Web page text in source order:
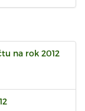
na rok 2012